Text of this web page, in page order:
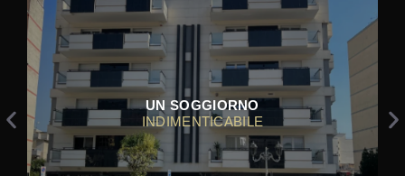
IMMERSI
NELLA BELLEZZA